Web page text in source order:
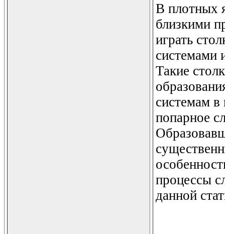
В плотных
близкими
играть
системами
Такие
системам в
попарное
процессы
данной